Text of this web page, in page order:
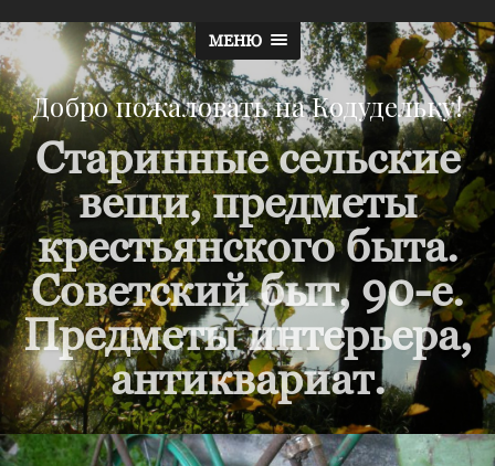
МЕНЮ
Добро пожаловать на Кодудельку!
Старинные сельские
вещи, предметы
крестьянского быта.
Советский быт, 90-е.
Предметы интерьера,
антиквариат.